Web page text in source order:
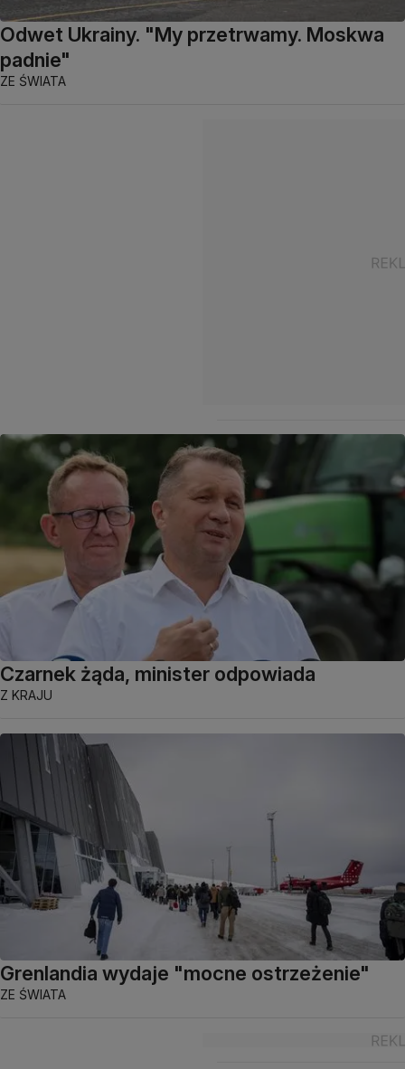
Odwet Ukrainy. "My przetrwamy. Moskwa
padnie"
ZE ŚWIATA
Czarnek żąda, minister odpowiada
Z KRAJU
Grenlandia wydaje "mocne ostrzeżenie"
ZE ŚWIATA